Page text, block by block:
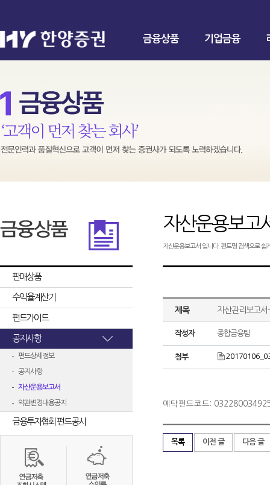
금융상품 기업금융
판매상품
수익율계산기
펀드가이드
공지사항
펀드상세정보
공지사항
자산운용보고서
약관변경내용공지
금융투자협회 펀드공시
자산운용보고
자산운용보고서 입니다. 펀드명 검색으로 쉽
제목 자산관리보고
작성자 종합금융팀
첨부
예탁펀드코드:
목록 이전 글 다음 글